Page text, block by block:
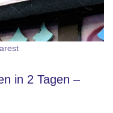
in 2 Tagen –